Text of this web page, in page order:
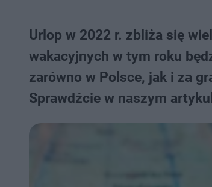
Urlop w 2022 r. zbliża się
wakacyjnych w tym roku
zarówno w Polsce, jak i za
Sprawdźcie w naszym